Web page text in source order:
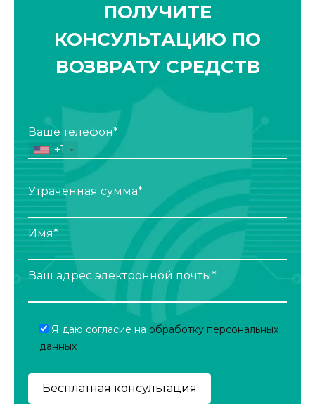
ПОЛУЧИТЕ
КОНСУЛЬТАЦИЮ ПО
ВОЗВРАТУ СРЕДСТВ
Ваше телефон*
+1
Утраченная сумма*
Имя*
Ваш адрес электронной почты*
Я даю согласие на обработку персональных
данных